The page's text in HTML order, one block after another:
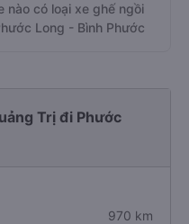
nào có loại xe ghế ngồi
Long - Bình Phước
Trị đi Phước
970 km